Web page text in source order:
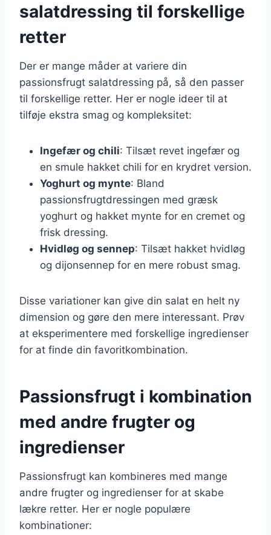
salatdressing til forskellige
retter
Der er mange måder at variere din
passionsfrugt salatdressing på, så den passer
til forskellige retter. Her er nogle ideer til at
tilføje ekstra smag og kompleksitet:
Ingefær og chili: Tilsæt revet ingefær og
en smule hakket chili for en krydret version.
Yoghurt og mynte: Bland
passionsfrugtdressingen med græsk
yoghurt og hakket mynte for en cremet og
frisk dressing.
Hvidløg og sennep: Tilsæt hakket hvidløg
og dijonsennep for en mere robust smag.
Disse variationer kan give din salat en helt ny
dimension og gøre den mere interessant. Prøv
at eksperimentere med forskellige ingredienser
for at finde din favoritkombination.
Passionsfrugt i kombination
med andre frugter og
ingredienser
Passionsfrugt kan kombineres med mange
andre frugter og ingredienser for at skabe
lækre retter. Her er nogle populære
kombinationer: